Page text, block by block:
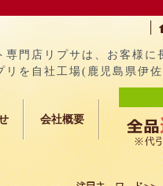
専門店リプサは、お客様に
リを自社工場(鹿児島県伊
会社概要